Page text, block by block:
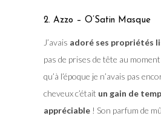
2. Azzo – O’Satin Masque
J’avais adoré ses propriétés
pas de prises de tête au
qu’à l’époque je n’avais pas
cheveux c’était un gain de
appréciable! Son parfum de